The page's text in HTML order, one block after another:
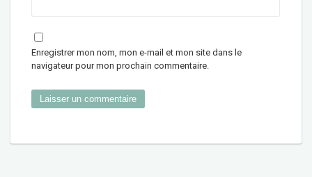
Enregistrer mon nom, mon e-mail et mon site dans le
navigateur pour mon prochain commentaire.